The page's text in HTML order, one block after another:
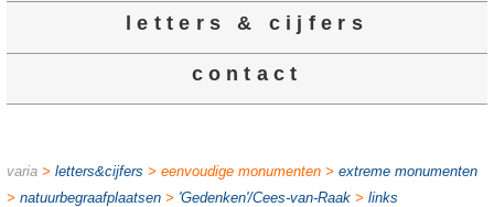
letters & cijfers
contact
varia> letters&cijfers > eenvoudige monumenten > extreme monumenten
> natuurbegraafplaatsen> 'Gedenken'/Cees-van-Raak> links